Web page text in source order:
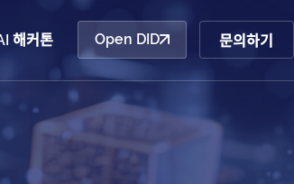
블록체인 & AI 해커톤 Open DID